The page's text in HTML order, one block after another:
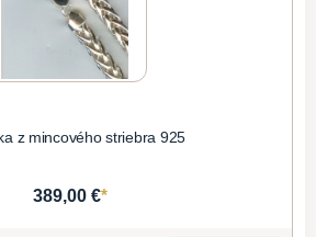
z mincového striebra 925
389,00 €*